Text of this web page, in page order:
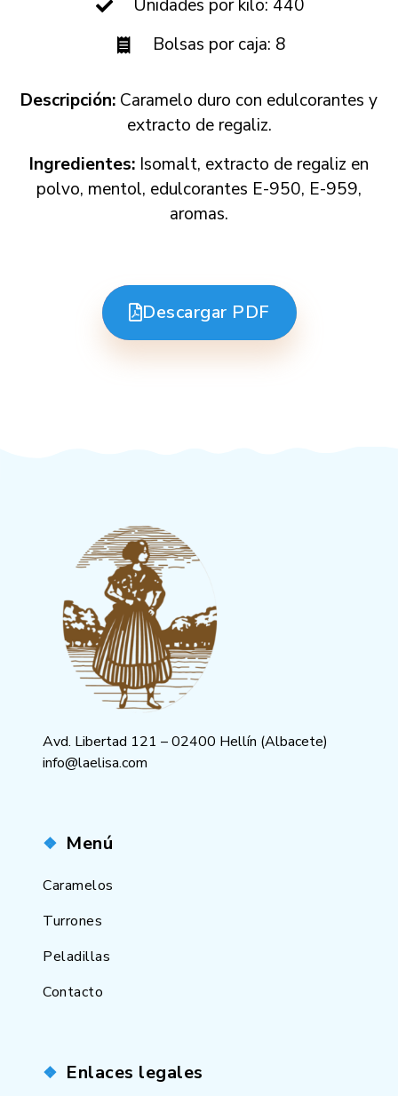
Unidades por kilo: 440
Bolsas por caja: 8
Descripción: Caramelo duro con edulcorantes y
extracto de regaliz.
Ingredientes: Isomalt, extracto de regaliz en
polvo, mentol, edulcorantes E-950, E-959,
aromas.
Descargar PDF
Avd. Libertad 121 – 02400 Hellín (Albacete)
info@laelisa.com
Menú
Caramelos
Turrones
Peladillas
Contacto
Enlaces legales